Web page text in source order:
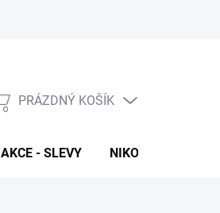
NÁKUPNÍ
PRÁZDNÝ KOŠÍK
AKCE - SLEVY NIKOTINOVÉ